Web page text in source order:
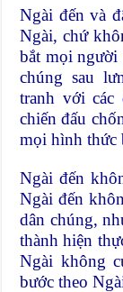
Ngài đến và
Ngài, chứ
bắt mọi người
chúng sau
tranh với các
chiến đấu
mọi hình thức
Ngài đến
Ngài đến
dân chúng,
thành hiện
Ngài không
bước theo